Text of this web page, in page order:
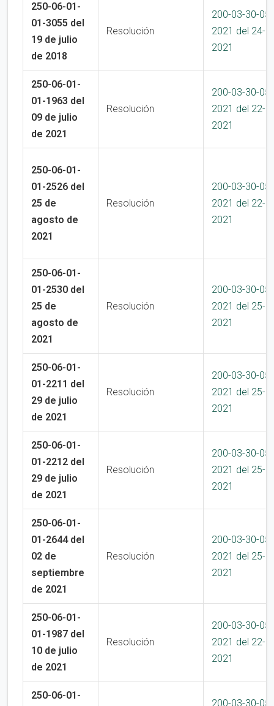
250-06-01-
01-3055 del
19 de julio
de 2018
Resolución
200-03-30-
2021 del 24-
2021
250-06-01-
01-1963 del
09 de julio
de 2021
Resolución
200-03-30-
2021 del 22-
2021
250-06-01-
01-2526 del
25 de
agosto de
2021
Resolución
200-03-30-
2021 del 22-
2021
250-06-01-
01-2530 del
25 de
agosto de
2021
Resolución
200-03-30-
2021 del 25-
2021
250-06-01-
01-2211 del
29 de julio
de 2021
Resolución
200-03-30-
2021 del 25-
2021
250-06-01-
01-2212 del
29 de julio
de 2021
Resolución
200-03-30-
2021 del 25-
2021
250-06-01-
01-2644 del
02 de
septiembre
de 2021
Resolución
200-03-30-
2021 del 25-
2021
250-06-01-
01-1987 del
10 de julio
de 2021
Resolución
200-03-30-
2021 del 22-
2021
250-06-01-
200-03-30-